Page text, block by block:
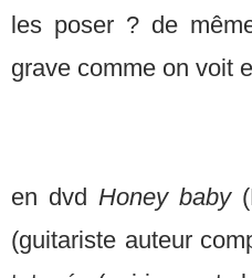
les poser ? de
grave comme on voit
en dvd Honey baby
(guitariste auteur